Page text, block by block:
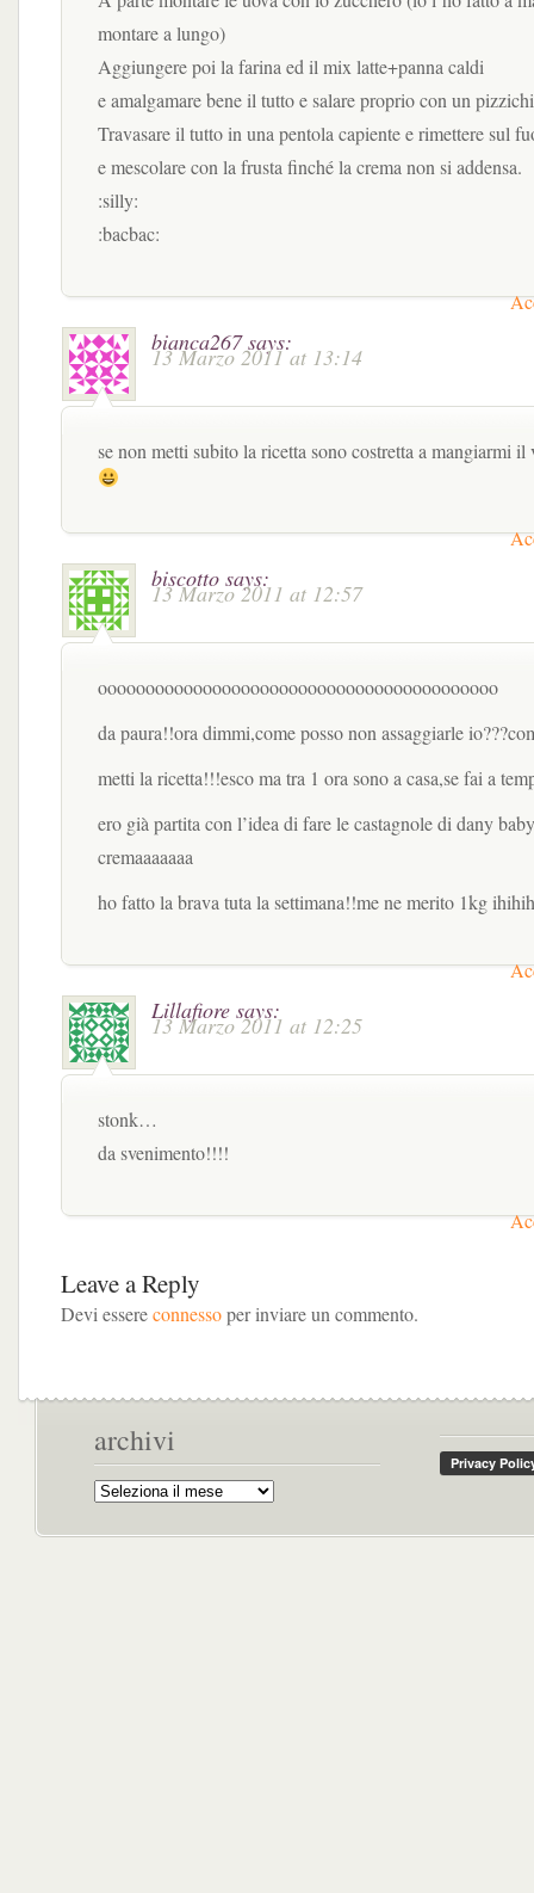
montare a lungo)
Aggiungere poi la farina ed il mix latte+panna caldi
e amalgamare bene il tutto e salare proprio con un
Travasare il tutto in una pentola capiente e rimettere sul
e mescolare con la frusta finché la crema non si addensa.
:silly:
:bacbac:
bianca267 says:
13 Marzo 2011 at 13:14
se non metti subito la ricetta sono costretta a mangiarmi il
biscotto says:
13 Marzo 2011 at 12:57
oooooooooooooooooooooooooooooooooooooooooo
da paura!!ora dimmi,come posso non assaggiarle
metti la ricetta!!!esco ma tra 1 ora sono a casa,se fai a
ero già partita con l’idea di fare le castagnole di dany
cremaaaaaaa
ho fatto la brava tuta la settimana!!me ne merito 1kg ihihih
Lillafiore says:
13 Marzo 2011 at 12:25
stonk…
da svenimento!!!!
Leave a Reply
Devi essereconnessoper inviare un commento.
archivi
Archivi